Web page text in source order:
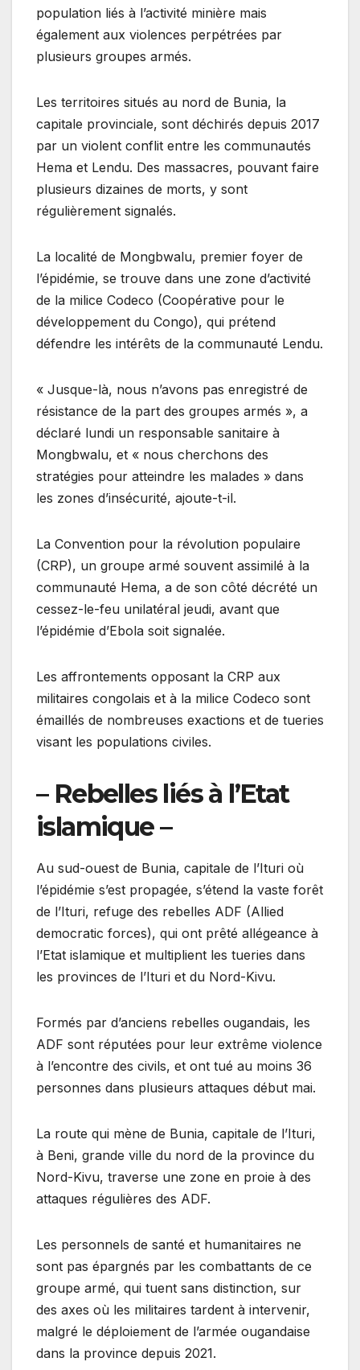
population liés à l’activité minière mais
également aux violences perpétrées par
plusieurs groupes armés.
Les territoires situés au nord de Bunia, la
capitale provinciale, sont déchirés depuis 2017
par un violent conflit entre les communautés
Hema et Lendu. Des massacres, pouvant faire
plusieurs dizaines de morts, y sont
régulièrement signalés.
La localité de Mongbwalu, premier foyer de
l’épidémie, se trouve dans une zone d’activité
de la milice Codeco (Coopérative pour le
développement du Congo), qui prétend
défendre les intérêts de la communauté Lendu.
« Jusque-là, nous n’avons pas enregistré de
résistance de la part des groupes armés », a
déclaré lundi un responsable sanitaire à
Mongbwalu, et « nous cherchons des
stratégies pour atteindre les malades » dans
les zones d’insécurité, ajoute-t-il.
La Convention pour la révolution populaire
(CRP), un groupe armé souvent assimilé à la
communauté Hema, a de son côté décrété un
cessez-le-feu unilatéral jeudi, avant que
l’épidémie d’Ebola soit signalée.
Les affrontements opposant la CRP aux
militaires congolais et à la milice Codeco sont
émaillés de nombreuses exactions et de tueries
visant les populations civiles.
– Rebelles liés à l’Etat
islamique –
Au sud-ouest de Bunia, capitale de l’Ituri où
l’épidémie s’est propagée, s’étend la vaste forêt
de l’Ituri, refuge des rebelles ADF (Allied
democratic forces), qui ont prêté allégeance à
l’Etat islamique et multiplient les tueries dans
les provinces de l’Ituri et du Nord-Kivu.
Formés par d’anciens rebelles ougandais, les
ADF sont réputées pour leur extrême violence
à l’encontre des civils, et ont tué au moins 36
personnes dans plusieurs attaques début mai.
La route qui mène de Bunia, capitale de l’Ituri,
à Beni, grande ville du nord de la province du
Nord-Kivu, traverse une zone en proie à des
attaques régulières des ADF.
Les personnels de santé et humanitaires ne
sont pas épargnés par les combattants de ce
groupe armé, qui tuent sans distinction, sur
des axes où les militaires tardent à intervenir,
malgré le déploiement de l’armée ougandaise
dans la province depuis 2021.